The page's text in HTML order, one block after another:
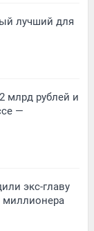
лучший для
млрд рублей и
—
экс-главу
миллионера